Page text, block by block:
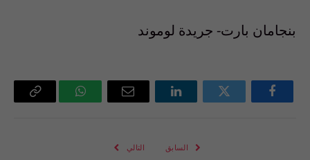
بنجامان بارت- جريدة لوموند
فيسبوك تويتر لينكدإن
البريد
واتساب Copy
السابق التالي